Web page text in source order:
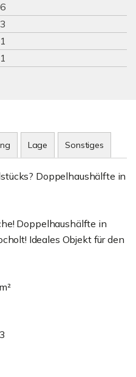
6
3
1
1
Lage Sonstiges
Doppelhaushälfte in
Doppelhaushälfte in
Ideales Objekt für den